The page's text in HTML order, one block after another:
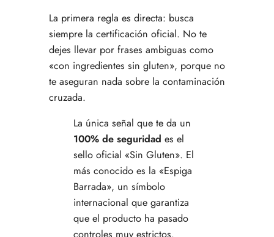
La primera regla es directa: busca
siempre la certificación oficial. No te
dejes llevar por frases ambiguas como
«con ingredientes sin gluten», porque no
te aseguran nada sobre la contaminación
cruzada.
La única señal que te da un
100% de seguridad es el
sello oficial «Sin Gluten». El
más conocido es la «Espiga
Barrada», un símbolo
internacional que garantiza
que el producto ha pasado